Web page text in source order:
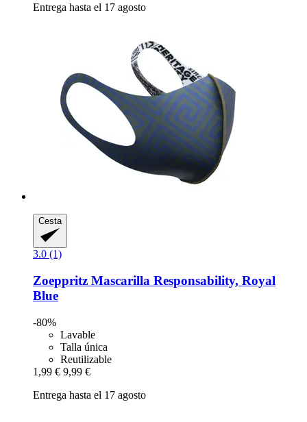
Entrega hasta el 17 agosto
Cesta
3.0 (1)
Zoeppritz Mascarilla Responsability, Royal
Blue
-80%
Lavable
Talla única
Reutilizable
1,99 € 9,99 €
Entrega hasta el 17 agosto